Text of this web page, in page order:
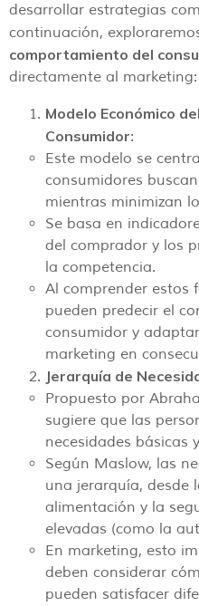
desarrollar estrategias
continuación,
comportamiento del
directamente al marketing:
Modelo Económico
Consumidor:
Este modelo se
consumidores
mientras minimizan
Se basa en
del comprador y los
la competencia.
Al comprender estos
pueden predecir el
consumidor y
marketing en
Jerarquía de
Propuesto por
sugiere que las
necesidades básicas
Según Maslow, las
una jerarquía, desde
alimentación y la
elevadas (como la
En marketing, esto
deben considerar
pueden satisfacer